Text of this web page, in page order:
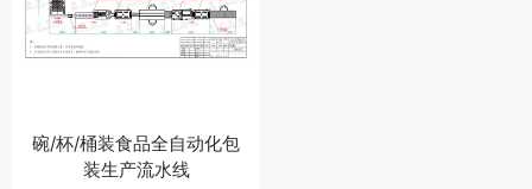
碗/杯/桶装食品全自动化包
装生产流水线